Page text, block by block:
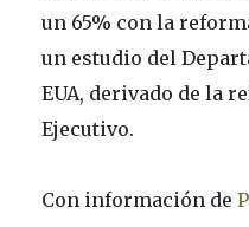
un 65% con la
un estudio del
EUA, derivado de la
Ejecutivo.
Con información de